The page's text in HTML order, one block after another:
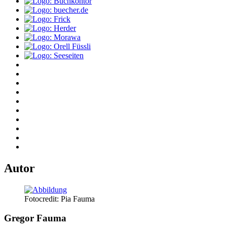
Autor
Fotocredit: Pia Fauma
Gregor Fauma